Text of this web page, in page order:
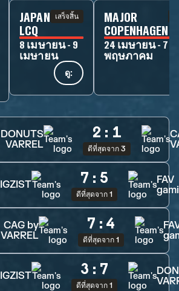
JAPAN
LCQ
เสร็จสิ้น
8 เมษายน - 9
เมษายน
ดู:
MAJOR
COPENHAGEN
24 เมษายน - 7
พฤษภาคม
DONUTS
VARREL
2 : 1
ดีที่สุดจาก 3
IGZIST 7 : 5
ดีที่สุดจาก 1
FAV
CAG by
VARREL
7 : 4
ดีที่สุดจาก 1
IGZIST 3 : 7
ดีที่สุดจาก 1